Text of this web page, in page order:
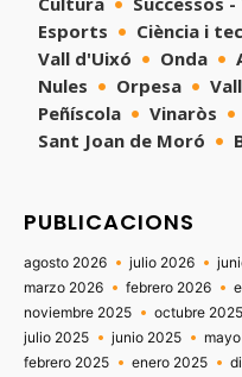
Esports
Ciència i
Vall d'Uixó
Onda
Nules
Orpesa
Peñíscola
Vinaròs
Sant Joan de Moró
PUBLICACIONS
agosto 2026 julio 2026
marzo 2026
febrero 2026
noviembre 2025
octubre 2025
julio 2025
junio 2025
febrero 2025
enero 2025